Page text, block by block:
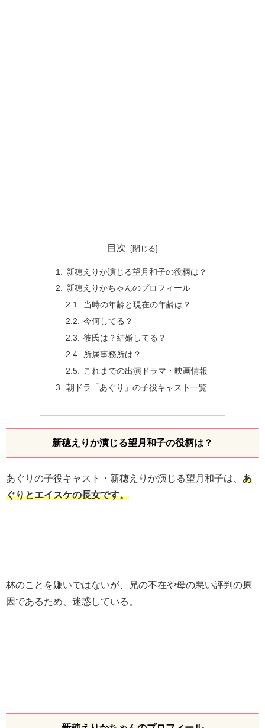
目次
新穂えりか演じる望月和子の役柄は？
新穂えりかちゃんのプロフィール
当時の年齢と現在の年齢は？
今何してる？
彼氏は？結婚してる？
所属事務所は？
これまでの出演ドラマ・映画情報
朝ドラ「あぐり」の子役キャスト一覧
新穂えりか演じる望月和子の役柄は？
あぐりの子役キャスト・新穂えりか演じる望月和子は、 あ
ぐりとエイスケの長女です。
林のことを嫌いではないが、兄の不在や母の悪い評判の原
因であるため、迷惑している。